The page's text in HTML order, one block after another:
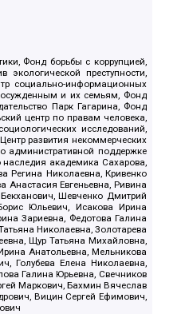
Фонд борьбы с коррупцией,
преступности,
социально-информационных
осужденным и их семьям, Фонд
Парк Гагарина, Фонд
центр по правам человека,
исследований,
развития некоммерческих
административной поддержке
академика Сахарова,
Регина Николаевна, Кривенко
Евгеньевна, Ривина
Шевченко Дмитрий
Юльевич, Исакова Ирина
Зариевна, Федотова Галина
Николаевна, Золотарева
Щур Татьяна Михайловна,
Анатольевна, Мельникова
Голубева Елена Николаевна,
Галина Юрьевна, Свечников
Маркович, Бахмин Вячеслав
Вицин Сергей Ефимович,